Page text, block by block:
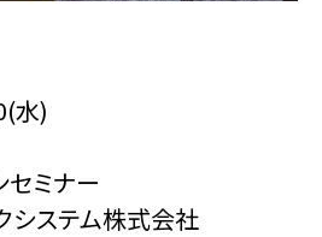
水)
セミナー
システム株式会社